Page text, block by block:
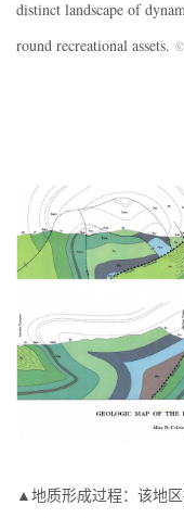
distinct landscape of
round recreational assets.
▲地质形成过程：该地